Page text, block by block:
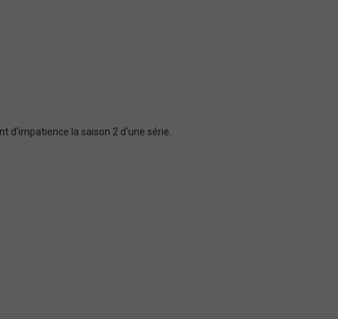
d'impatience la saison 2 d'une série.